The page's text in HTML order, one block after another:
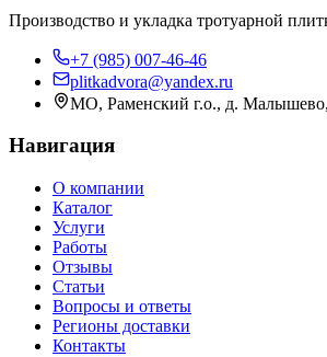
Производство и укладка тротуарной
+7 (985) 007-46-46
plitkadvora@yandex.ru
МО, Раменский г.о., д.
Навигация
О компании
Каталог
Услуги
Работы
Отзывы
Статьи
Вопросы и ответы
Регионы доставки
Контакты